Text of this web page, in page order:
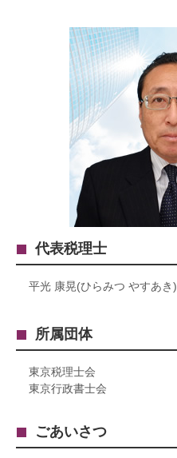
代表税理士
平光 康晃(ひらみつ やすあき)
所属団体
東京税理士会
東京行政書士会
ごあいさつ